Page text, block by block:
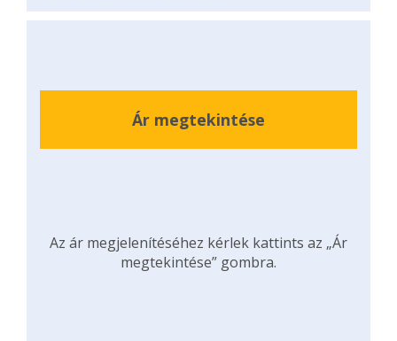
Ár megtekintése
Az ár megjelenítéséhez kérlek kattints az „Ár
megtekintése” gombra.